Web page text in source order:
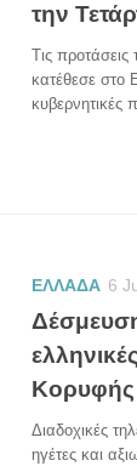
την
Τις
κατέθεσε
κυβερνητικές
ΕΛΛΑΔΑ 6
Κορυφής
Διαδοχικές
ηγέτες και